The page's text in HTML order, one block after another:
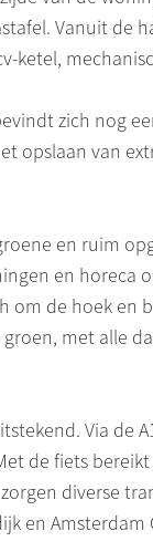
Vanuit de
ketel,
zich nog
opslaan van
en ruim
en horeca
om de hoek en
met alle
Via de
de fiets
diverse
en